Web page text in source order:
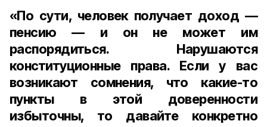
«По сути, человек получает доход —
пенсию — и он не может им
распорядиться. Нарушаются
конституционные права. Если у вас
возникают сомнения, что какие-то
пункты в этой доверенности
избыточны, то давайте конкретно